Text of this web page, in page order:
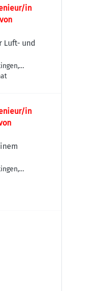
in
Luft- und
in